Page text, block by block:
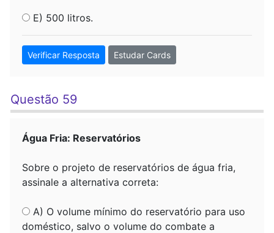
E) 500 litros.
Verificar Resposta Estudar Cards
Questão 59
Água Fria: Reservatórios
Sobre o projeto de reservatórios de água fria,
assinale a alternativa correta:
A) O volume mínimo do reservatório para uso
doméstico, salvo o volume do combate a